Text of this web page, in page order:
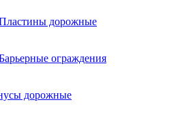
дорожные
ограждения
дорожные